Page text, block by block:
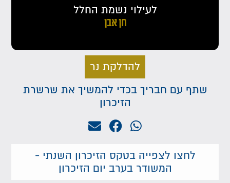
לעילוי נשמת החלל
חן אבן
להדלקת נר
שתף עם חבריך בכדי להמשיך את שרשרת
הזיכרון
לחצו לצפייה בטקס הזיכרון השנתי -
המשודר בערב יום הזיכרון